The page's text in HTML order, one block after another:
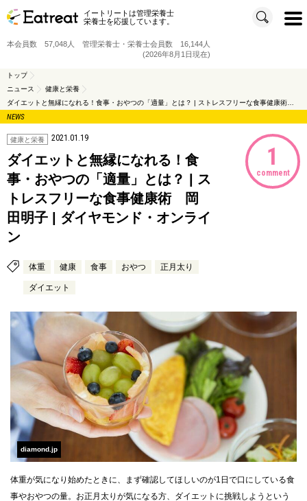
イートリートは管理栄養士
栄養士を応援しています。
t
o
t
i
本会員数 57,048人 管理栄養士・栄養士会員数 16,144人
(2026年8月1日現在)
トップ
ニュース
健康と栄養
NEWS
健康と栄養 2021.01.19
ダイエットと無縁になれる！食
事・おやつの「適量」とは？ | ス
トレスフリーな食事健康術 岡
田明子 | ダイヤモンド・オンライ
ン
体重 健康 食事 おやつ 正月太り
ダイエット
1
comment
diamond.jp
体重が気になり始めたときに、まず確認してほしいのが1日で口にしている食
事やおやつの量。お正月太りが気になる方、ダイエットに挑戦しようという